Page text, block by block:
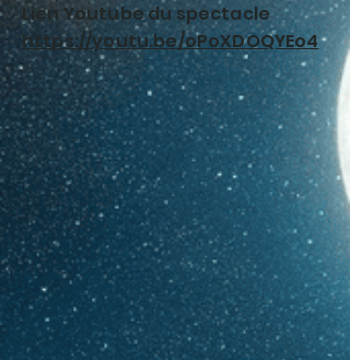
Lien Youtube du spectacle
https://youtu.be/oPoXDOQYEo4